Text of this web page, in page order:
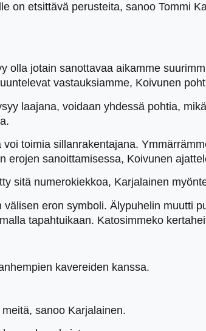
on etsittävä perusteita, sanoo Tommi
olla jotain sanottavaa aikamme
vastauksiamme, Koivunen
laajana, voidaan yhdessä pohtia,
toimia sillanrakentajana.
erojen sanoittamisessa, Koivunen
sitä numerokiekkoa, Karjalainen
eron symboli. Älypuhelin muutti
tapahtuikaan. Katosimmeko
kavereiden kanssa.
sanoo Karjalainen.